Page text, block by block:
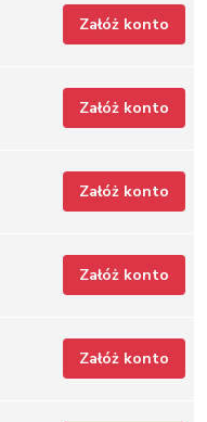
Załóż konto
Załóż konto
Załóż konto
Załóż konto
Załóż konto